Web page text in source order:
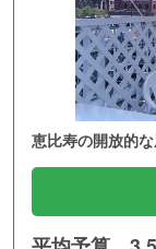
恵比寿の開放的